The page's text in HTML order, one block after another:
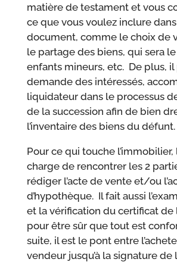
matière de testament et vous
ce que vous voulez inclure
document, comme le choix de
le partage des biens, qui sera
enfants mineurs, etc. De plus, il
demande des intéressés,
liquidateur dans le processus
de la succession afin de bien
l’inventaire des biens du défunt.
Pour ce qui touche
charge de rencontrer les 2
rédiger l’acte de vente et/ou
d’hypothèque. Il fait aussi
et la vérification du certificat de
pour être sûr que tout est
suite, il est le pont entre
vendeur jusqu’à la signature de